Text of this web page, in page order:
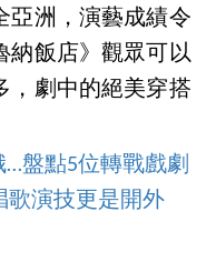
亞洲，演藝成績令
納飯店》觀眾可以
，劇中的絕美穿搭
盤點5位轉戰戲劇
歌演技更是開外